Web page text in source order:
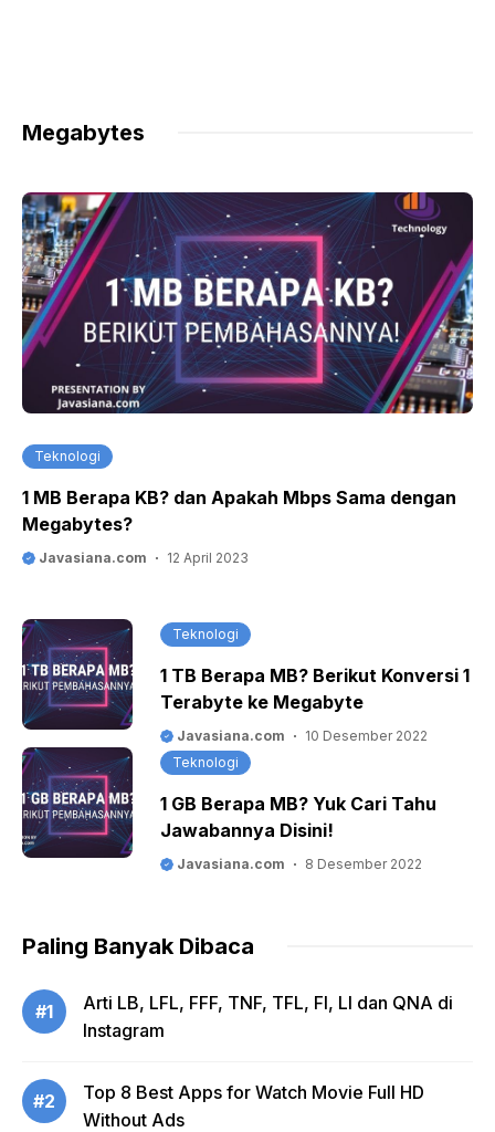
Megabytes
Teknologi
1 MB Berapa KB? dan Apakah Mbps Sama dengan
Megabytes?
Javasiana.com 12 April 2023
Teknologi
1 TB Berapa MB? Berikut Konversi 1
Terabyte ke Megabyte
Javasiana.com
10 Desember 2022
Teknologi
1 GB Berapa MB? Yuk Cari Tahu
Jawabannya Disini!
Javasiana.com 8 Desember 2022
Paling Banyak Dibaca
#1
Arti LB, LFL, FFF, TNF, TFL, FI, LI dan QNA di
Instagram
#2
Top 8 Best Apps for Watch Movie Full HD
Without Ads